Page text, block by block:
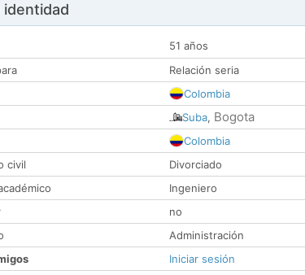
identidad
51 años
Relación seria
Colombia
Suba, Bogota
Colombia
civil
Divorciado
Ingeniero
no
Administración
Iniciar sesión